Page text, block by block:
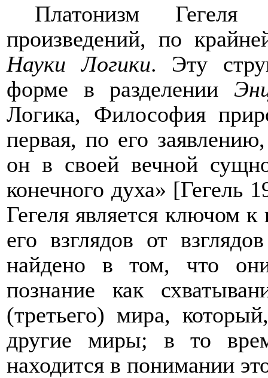
Платонизм Гегеля
произведений, по
Науки Логики. Эту
форме в разделении
Логика, Философия
первая, по его заявлению
он в своей вечной
конечного духа» [Гегель
Гегеля является ключом
его взглядов от
найдено в том, что
познание как
(третьего) мира,
другие миры; в то
находится в понимании